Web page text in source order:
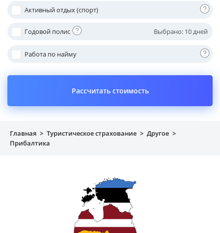
Партнерская программа
Реферальная программа
Активный отдых (спорт)
Годовой полис Выбрано: 10 дней
Работа по найму
Рассчитать стоимость
Главная > Туристическое страхование > Другое >
Прибалтика